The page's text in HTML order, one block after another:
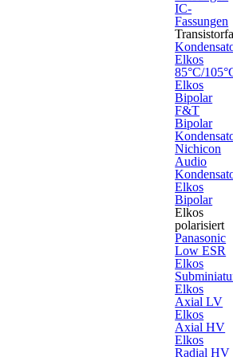
IC-
Fassungen
Elkos
85°C/
Elkos
Bipolar
F&T
Bipolar
Nichicon
Audio
Elkos
Bipolar
Elkos
polarisiert
Panasonic
Low ESR
Elkos
Elkos
Axial LV
Elkos
Axial HV
Elkos
Radial HV